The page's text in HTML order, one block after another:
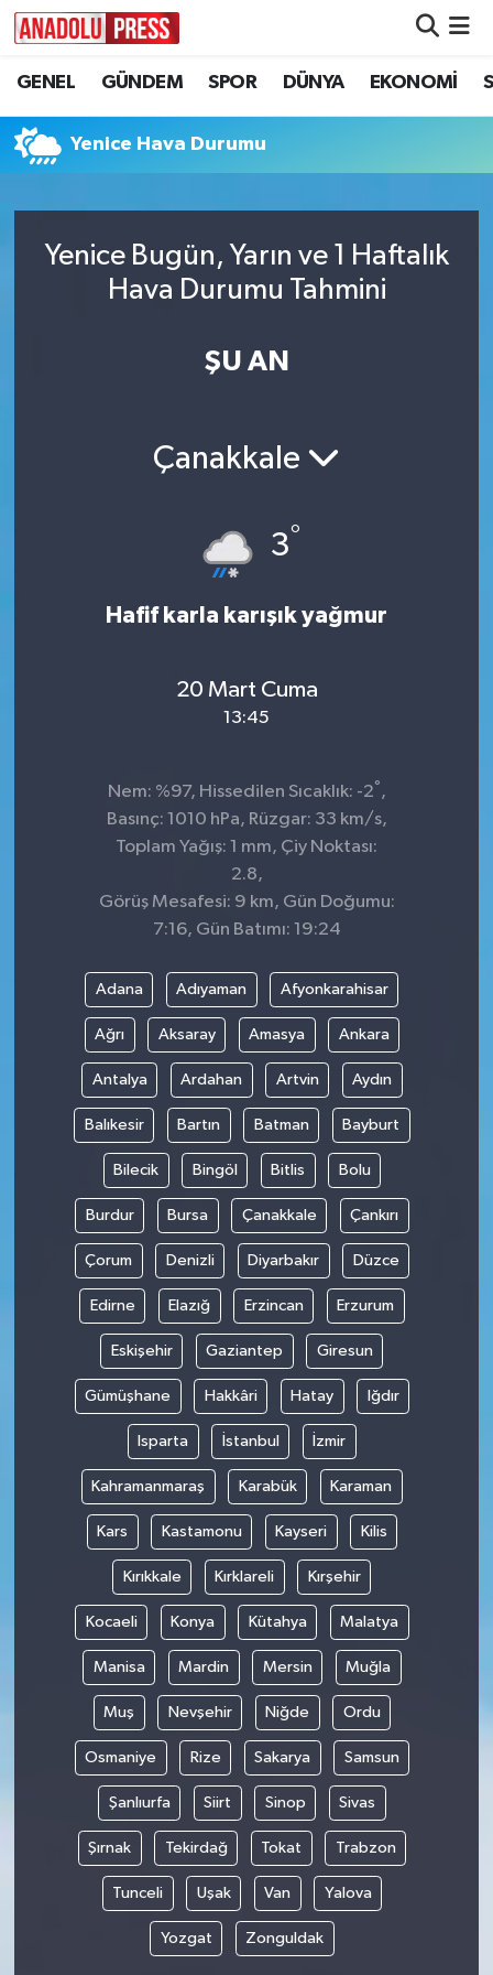
GENEL GÜNDEM SPOR DÜNYA EKONOMİ
Yenice Hava Durumu
Yenice Bugün, Yarın ve 1 Haftalık
Hava Durumu Tahmini
ŞU AN
Çanakkale
3°
Hafif karla karışık yağmur
20 Mart Cuma
13:45
Nem: %97, Hissedilen Sıcaklık: -2° ,
Basınç: 1010 hPa, Rüzgar: 33 km/s,
Toplam Yağış: 1 mm, Çiy Noktası:
2.8,
Görüş Mesafesi: 9 km, Gün Doğumu:
7:16, Gün Batımı: 19:24
Adana Adıyaman Afyonkarahisar
Ağrı Aksaray Amasya Ankara
Antalya Ardahan Artvin Aydın
Balıkesir Bartın Batman Bayburt
Bilecik Bingöl Bitlis Bolu
Burdur Bursa Çanakkale Çankırı
Çorum Denizli Diyarbakır Düzce
Edirne Elazığ Erzincan Erzurum
Eskişehir Gaziantep Giresun
Gümüşhane Hakkâri Hatay Iğdır
Isparta İstanbul İzmir
Kahramanmaraş Karabük Karaman
Kars Kastamonu Kayseri Kilis
Kırıkkale Kırklareli Kırşehir
Kocaeli Konya Kütahya Malatya
Manisa Mardin Mersin Muğla
Muş Nevşehir Niğde Ordu
Osmaniye Rize Sakarya Samsun
Şanlıurfa Siirt Sinop Sivas
Şırnak Tekirdağ Tokat Trabzon
Tunceli Uşak Van Yalova
Yozgat Zonguldak
Nöbetçi Eczaneler
Hava Durumu
Trafik Durumu
Haber Arşivi